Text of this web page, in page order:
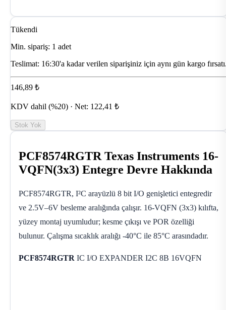
Tükendi
Min. sipariş: 1 adet
Teslimat: 16:30'a kadar verilen siparişiniz için aynı gün kargo
146,89 ₺
KDV dahil (%20) · Net: 122,41 ₺
Stok Yok
PCF8574RGTR Texas Instruments 16-
VQFN(3x3) Entegre Devre Hakkında
PCF8574RGTR, I²C arayüzlü 8 bit I/O genişletici entegredir
ve 2.5V–6V besleme aralığında çalışır. 16-VQFN (3x3) kılıfta,
yüzey montaj uyumludur; kesme çıkışı ve POR özelliği
bulunur. Çalışma sıcaklık aralığı -40°C ile 85°C arasındadır.
PCF8574RGTR IC I/O EXPANDER I2C 8B 16VQFN